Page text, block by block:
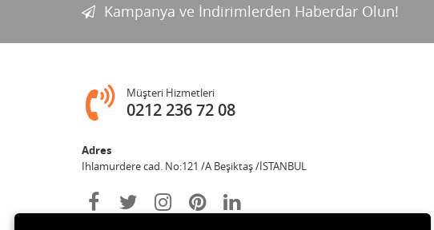
Kampanya ve İndirimlerden Haberdar Olun!
Müşteri Hizmetleri
0212 236 72 08
Adres
Ihlamurdere cad. No:121 /A Beşiktaş /İSTANBUL